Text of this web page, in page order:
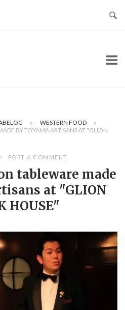
» WESTERN FOOD
»
BY TOYAMA ARTISANS AT "GLION
POST A COMMENT
tableware made
at "GLION
HOUSE"